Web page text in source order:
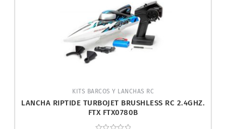
KITS BARCOS Y LANCHAS RC
LANCHA RIPTIDE TURBOJET BRUSHLESS RC 2.4GHZ.
FTX FTX0780B